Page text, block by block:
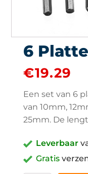
6
€19.29
Een set van 6
van 10mm,
25mm. De
Leverbaar
Gratis